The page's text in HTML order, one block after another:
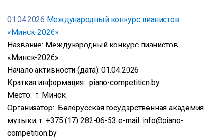
01.04.2026 Международный конкурс пианистов
«Минск-2026»
Название: Международный конкурс пианистов
«Минск-2026»
Начало активности (дата): 01.04.2026
Краткая информация: piano-competition.by
Место: г. Минск
Организатор: Белорусская государственная академия
музыки, т. +375 (17) 282-06-53 e-mail: info@piano-
competition.by